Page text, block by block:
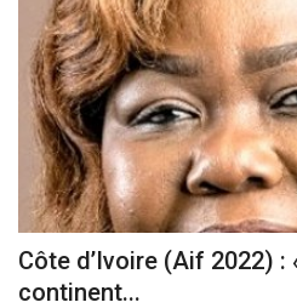
Côte d’Ivoire (Aif 2022) :
continent...